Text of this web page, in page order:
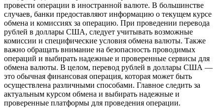
провести операции в иностранной валюте. В большинстве
случаев, банки предоставляют информацию о текущем курсе
обмена и комиссиях за операцию. При проведении перевода
рублей в доллары США, следует учитывать возможные
комиссии и специфические условия обмена валюты. Также
важно обращать внимание на безопасность проводимых
операций и выбирать надежные и проверенные сервисы для
обмена валюты. В целом, перевод рублей в доллары США —
это обычная финансовая операция, которая может быть
осуществлена различными способами. Главное следить за
актуальным курсом обмена и выбирать надежные и
проверенные платформы для проведения операции.